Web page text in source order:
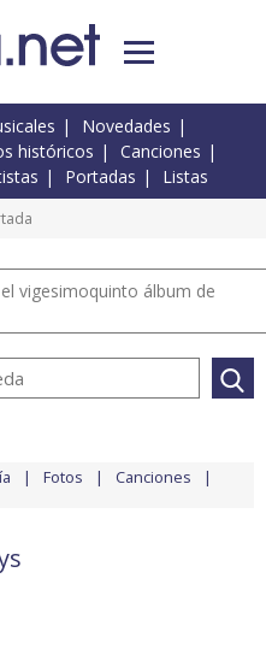
Novedades
históricos
Canciones
Portadas Listas
vigesimoquinto álbum de
Fotos Canciones